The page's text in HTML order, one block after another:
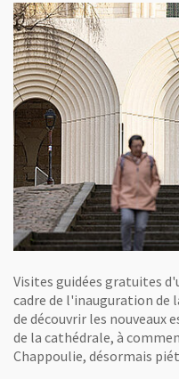
Visites guidées gratuites
cadre de l'inauguration de
de découvrir les nouveaux
de la cathédrale, à
Chappoulie, désormais